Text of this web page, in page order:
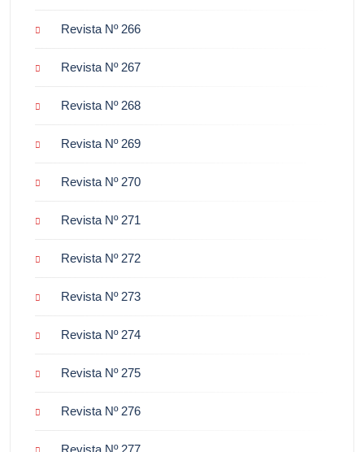
Revista Nº 266
Revista Nº 267
Revista Nº 268
Revista Nº 269
Revista Nº 270
Revista Nº 271
Revista Nº 272
Revista Nº 273
Revista Nº 274
Revista Nº 275
Revista Nº 276
Revista Nº 277